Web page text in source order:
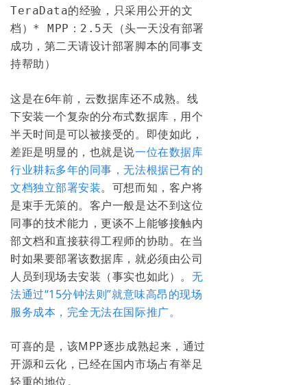
TeraData的经验，只采用公开的文
档） * MPP：2.5天（头一天没有部署
成功，第二天请设计部署脚本的同事支
持帮助）
这是在6年前，云数据库还不成熟。线
下安装一个复杂的分布式数据库，用个
半天时间是可以被接受的。即使如此，
差距是明显的，也就是说一位在数据库
行业耕耘多年的同事，无法根据已有的
文档独立部署安装。可想而知，客户将
是束手无策的。客户一般是达不到这位
同事的技术能力，更谈不上能够接触内
部文档和直接获得工程师的协助。在当
时如果要部署该数据库，就必须由公司
人员到现场去安装（事实也如此）。 无
法通过“15分钟法则”就意味高昂的现场
服务成本，完全无法在国际推广。
可喜的是，该MPP逐步成熟起来，通过
开源和云化，已经在国内市场占有举足
轻重的地位。